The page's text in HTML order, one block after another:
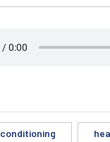
conditioning